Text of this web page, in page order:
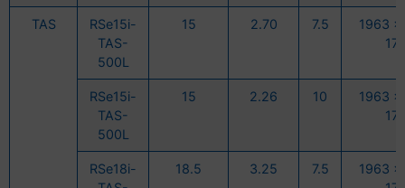
TAS
RSe15i-
TAS-
500L
15 2.70 7.5
1963 x
RSe15i-
TAS-
500L
15 2.26 10
1963 x
RSe18i-
18.5 3.25 7.5
1963 x